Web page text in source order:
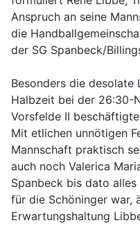
Anspruch an seine
die
der SG Spanbeck/
Besonders die
Halbzeit bei der 26:30-
Vorsfelde II
Mit etlichen unnötigen
Mannschaft praktisch
auch noch Valerica
Spanbeck bis dato
für die Schöninger war,
Erwartungshaltung